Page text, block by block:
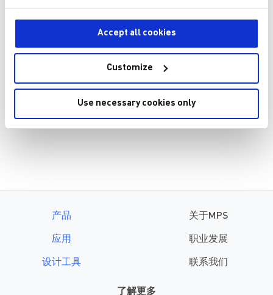
Accept all cookies
Customize
Use necessary cookies only
汽车
SPARTAN-7 汽车解决方案
AMD Xilinx 产品型号
XA7S15
XA7S100
产品
应用
设计工具
关于MPS
职业发展
联系我们
了解更多